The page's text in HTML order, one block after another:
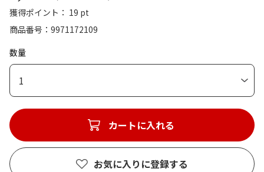
獲得ポイント： 19 pt
商品番号
9971172109
数量
1
カートに入れる
お気に入りに登録する